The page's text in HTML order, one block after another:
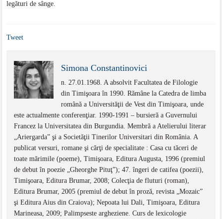
legături de sânge.
Tweet
Simona Constantinovici
n. 27.01.1968. A absolvit Facultatea de Filologie
din Timişoara în 1990. Rămâne la Catedra de limba
română a Universităţii de Vest din Timişoara, unde
este actualmente conferenţiar. 1990-1991 – bursieră a Guvernului
Francez la Universitatea din Burgundia. Membră a Atelierului literar
„Ariergarda” şi a Societăţii Tinerilor Universitari din România. A
publicat versuri, romane şi cărţi de specialitate : Casa cu tăceri de
toate mărimile (poeme), Timişoara, Editura Augusta, 1996 (premiul
de debut în poezie „Gheorghe Pituţ”); 47. îngeri de catifea (poezii),
Timişoara, Editura Brumar, 2008; Colecţia de fluturi (roman),
Editura Brumar, 2005 (premiul de debut în proză, revista „Mozaic”
şi Editura Aius din Craiova); Nepoata lui Dali, Timişoara, Editura
Marineasa, 2009; Palimpseste argheziene. Curs de lexicologie